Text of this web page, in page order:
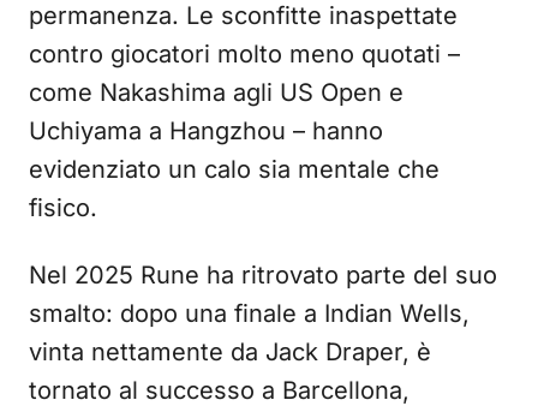
permanenza. Le sconfitte inaspettate
contro giocatori molto meno quotati –
come Nakashima agli US Open e
Uchiyama a Hangzhou – hanno
evidenziato un calo sia mentale che
fisico.
Nel 2025 Rune ha ritrovato parte del suo
smalto: dopo una finale a Indian Wells,
vinta nettamente da Jack Draper, è
tornato al successo a Barcellona,